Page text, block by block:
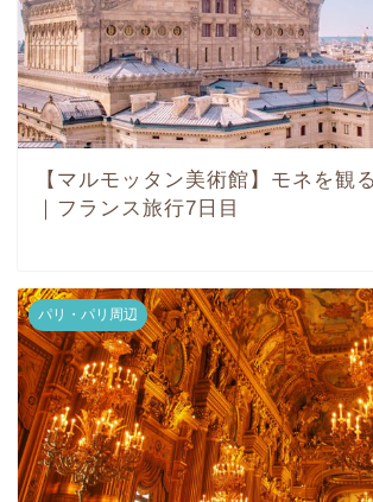
【マルモッタン美術館】モネを観
｜フランス旅行7日目
パリ・パリ周辺